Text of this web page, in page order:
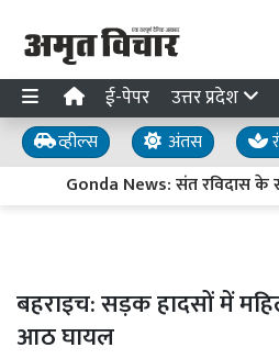
ई-पेपर उत्तर प्रदेश
व्हील्स अंतस
Gonda News: संत रविदास के
बहराइच: सड़क हादसों में
आठ घायल